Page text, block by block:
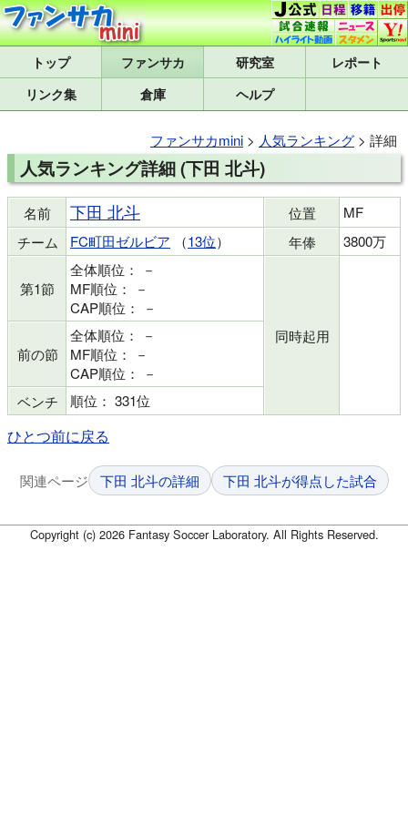
トップ 研究室
レポート
リンク集
倉庫 ヘルプ
ファンサカmini > 人気ランキング > 詳細
人気ランキング詳細 (下田 北斗)
名前 下田 北斗 位置
MF
チーム
FC町田ゼルビア （13位） 年俸 3800万
第1節
全体順位： －
MF順位： －
CAP順位： －
同時起用
前の節
全体順位： －
MF順位： －
CAP順位： －
ベンチ
順位： 331位
ひとつ前に戻る
関連ページ 下田 北斗の詳細 下田 北斗が得点した試合
Copyright (c) 2026 Fantasy Soccer Laboratory. All Rights Reserved.